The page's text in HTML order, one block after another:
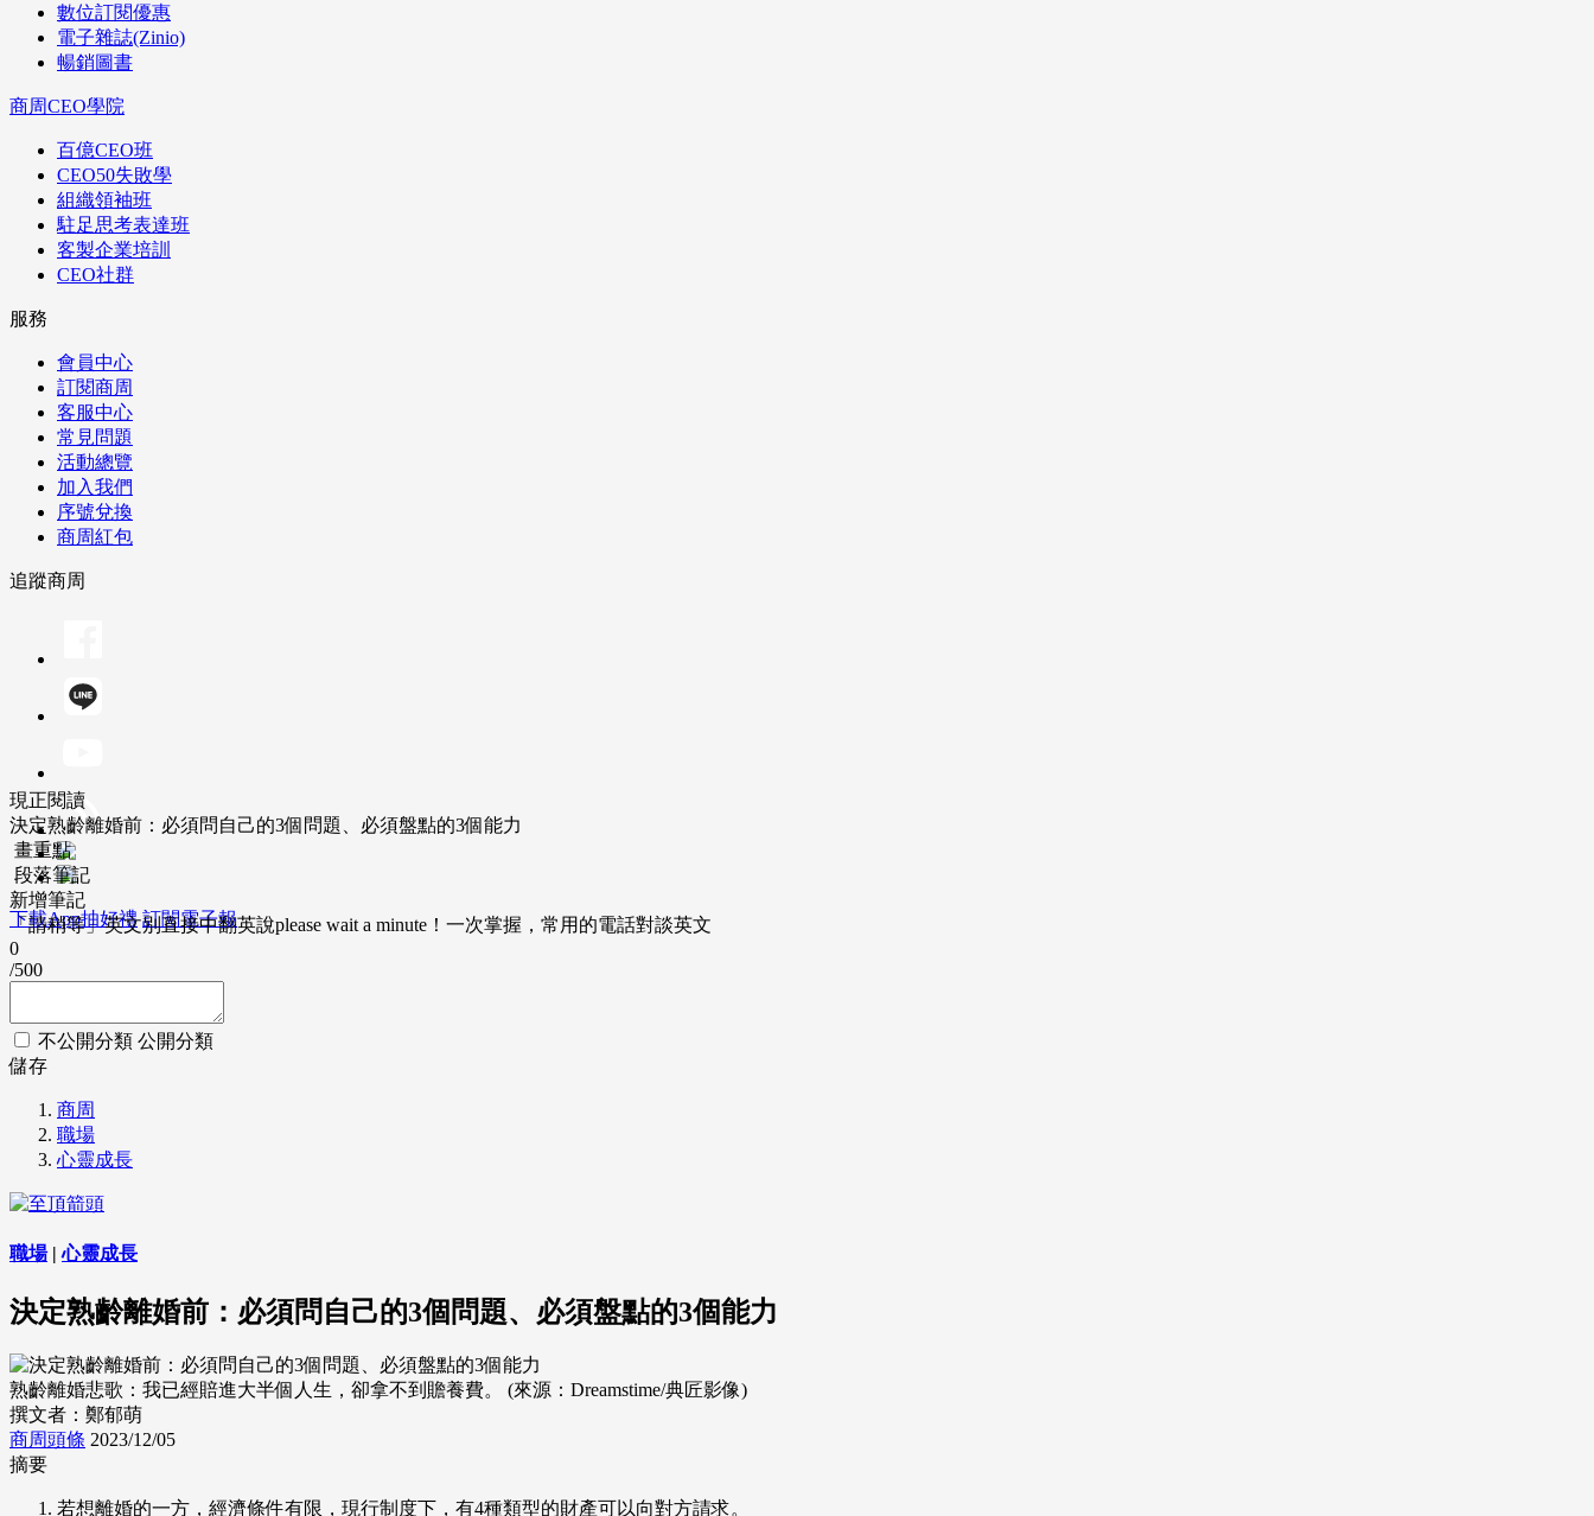
數位訂閱優惠
電子雜誌(Zinio)
暢銷圖書
商周CEO學院
百億CEO班
CEO50失敗學
組織領袖班
駐足思考表達班
客製企業培訓
CEO社群
服務
會員中心
訂閱商周
客服中心
常見問題
活動總覽
加入我們
序號兌換
商周紅包
追蹤商周
下載App抽好禮 訂閱電子報
現正閱讀
決定熟齡離婚前：必須問自己的3個問題、必須盤點的3個能力
畫重點
段落筆記
新增筆記
「請稍等」英文別直接中翻英說please wait a minute！一次掌握，常用的電話對談英文
0
/500
不公開分類 公開分類
儲存
商周
職場
心靈成長
職場|心靈成長
決定熟齡離婚前：必須問自己的3個問題、必須盤點的3個能力
熟齡離婚悲歌：我已經賠進大半個人生，卻拿不到贍養費。 (來源：Dreamstime/典匠影像)
撰文者：鄭郁萌
商周頭條 2023/12/05
摘要
若想離婚的一方，經濟條件有限，現行制度下，有4種類型的財產可以向對方請求。